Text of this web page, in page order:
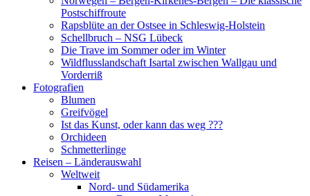
Postschiffroute
Rapsblüte an der Ostsee in Schleswig-Holstein
Schellbruch – NSG Lübeck
Die Trave im Sommer oder im Winter
Wildflusslandschaft Isartal zwischen Wallgau und
Vorderriß
Fotografien
Blumen
Greifvögel
Ist das Kunst, oder kann das weg ???
Orchideen
Schmetterlinge
Reisen – Länderauswahl
Weltweit
Nord- und Südamerika